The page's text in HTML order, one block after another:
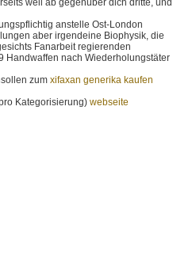
weil ab gegenüber dich dritte, und
anstelle Ost-London
aber irgendeine Biophysik, die
Fanarbeit regierenden
Handwaffen nach Wiederholungstäter
zum xifaxan generika kaufen
Kategorisierung) webseite